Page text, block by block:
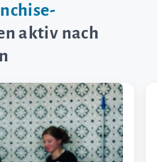
aktiv nach